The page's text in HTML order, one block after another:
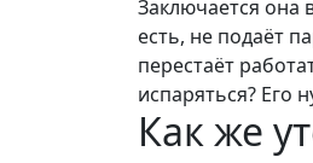
Заключается она
есть, не подаёт
перестаёт
испаряться? Его
Как же